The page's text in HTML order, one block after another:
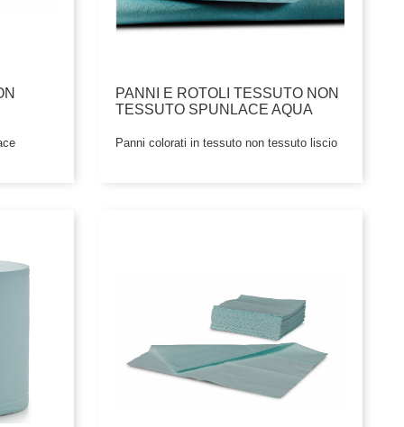
PANNI E ROTOLI TESSUTO NON
TESSUTO SPUNLACE AQUA
Panni colorati in tessuto non tessuto liscio